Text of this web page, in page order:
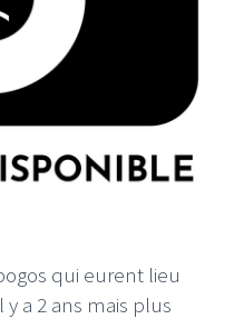
qui eurent lieu
a 2 ans mais plus